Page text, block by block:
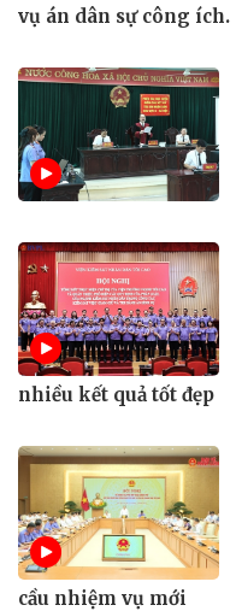
vụ án dân sự công ích.
nhiều kết quả tốt đẹp
cầu nhiệm vụ mới